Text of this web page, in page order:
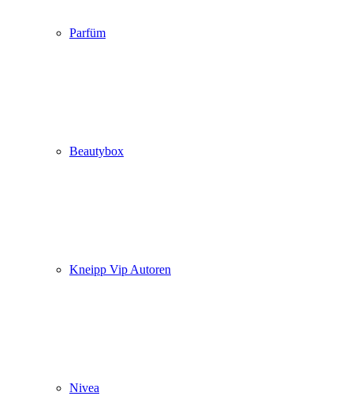
Parfüm
Beautybox
Kneipp Vip Autoren
Nivea